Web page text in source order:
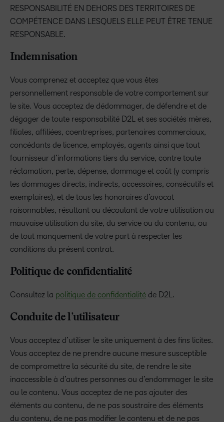
RESPONSABILITÉ EN DEHORS DES TERRITOIRES DE
COMPÉTENCE DANS LESQUELS ELLE PEUT ÊTRE TENUE
RESPONSABLE.
Indemnisation
Vous comprenez et acceptez que vous êtes
personnellement responsable de votre comportement sur
le site. Vous acceptez de dédommager, de défendre et de
dégager de toute responsabilité D2L et ses sociétés mères,
filiales, affiliées, coentreprises, partenaires commerciaux,
concédants de licence, employés, agents ainsi que tout
fournisseur d’informations tiers du service, contre toute
réclamation, perte, dépense, dommage et coût (y compris
les dommages directs, indirects, accessoires, consécutifs et
exemplaires), et de tous les honoraires d’avocat
raisonnables, résultant ou découlant de votre utilisation ou
mauvaise utilisation du site, du service ou du contenu, ou
de tout manquement de votre part à respecter les
conditions du présent contrat.
Politique de confidentialité
Consultez la politique de confidentialité de D2L.
Conduite de l’utilisateur
Vous acceptez d’utiliser le site uniquement à des fins licites.
Vous acceptez de ne prendre aucune mesure susceptible
de compromettre la sécurité du site, de rendre le site
inaccessible à d’autres personnes ou d’endommager le site
ou le contenu. Vous acceptez de ne pas ajouter des
éléments au contenu, de ne pas soustraire des éléments
du contenu, de ne pas modifier le contenu et de ne pas